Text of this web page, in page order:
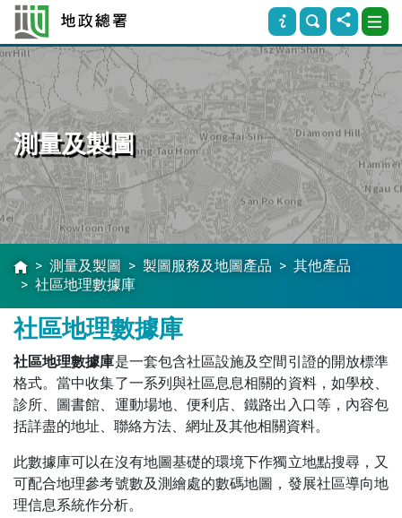
測量及製圖
測量及製圖 製圖服務及地圖產品
其他產品
社區地理數據庫
社區地理數據庫
社區地理數據庫是一套包含社區設施及空間引證的開放標準
格式。當中收集了一系列與社區息息相關的資料，如學校、
診所、圖書館、運動場地、便利店、鐵路出入口等，內容包
括詳盡的地址、聯絡方法、網址及其他相關資料。
此數據庫可以在沒有地圖基礎的環境下作獨立地點搜尋，又
可配合地理參考號數及測繪處的數碼地圖，發展社區導向地
理信息系統作分析。